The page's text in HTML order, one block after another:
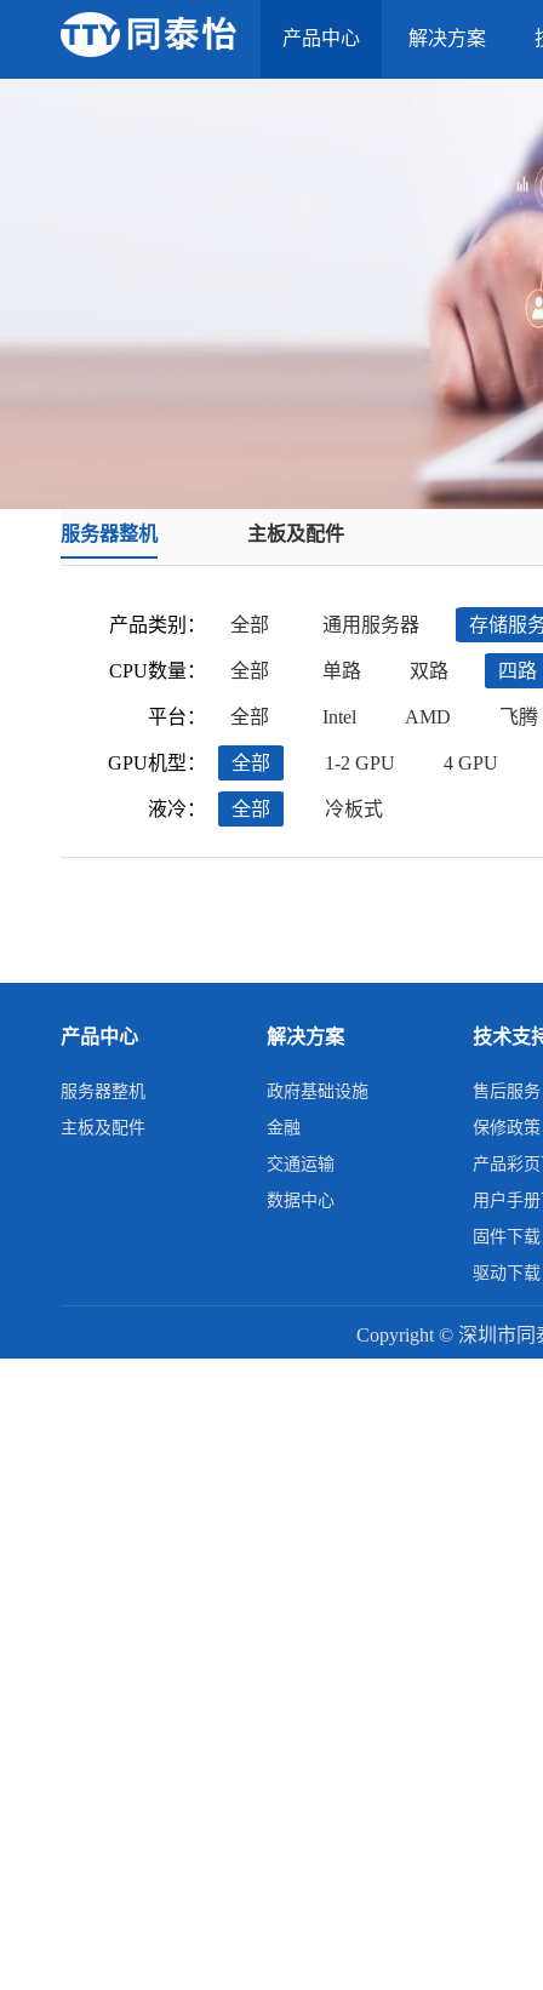
产品中心 解决方案
服务器整机 主板及配件
产品类别：
CPU数量：
平台：
GPU机型：
液冷：
全部 通用服务器 存储服
全部 单路 双路 四路
全部 Intel AMD 飞腾
全部 1-2 GPU 4 GPU
全部 冷板式
产品中心
服务器整机
主板及配件
解决方案
政府基础设施
金融
交通运输
数据中心
技术支
售后服务
保修政策
产品彩
用户手
固件下载
驱动下载
Copyright © 深圳市同